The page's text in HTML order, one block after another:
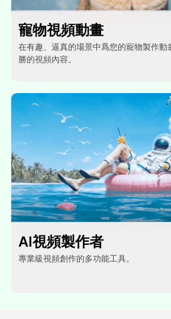
寵物視頻動畫
在有趣、逼真的場景中爲您的寵物製作動
勝的視頻內容。
AI視頻製作者
專業級視頻創作的多功能工具。